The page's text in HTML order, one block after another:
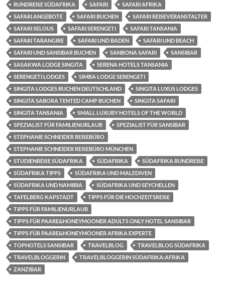
RUNDREISE SÜDAFRIKA
SAFARI
SAFARI AFRIKA
SAFARI ANGEBOTE
SAFARI BUCHEN
SAFARI REISEVERANSTALTER
SAFARI SELOUS
SAFARI SERENGETI
SAFARI TANSANIA
SAFARI TARANGIRE
SAFARI UND BADEN
SAFARI UND BEACH
SAFARI UND SANSIBAR BUCHEN
SANBONA SAFARI
SANSIBAR
SASAKWA LODGE SINGITA
SERENA HOTELS TANSANIA
SERENGETI LODGES
SIMBA LODGE SERENGETI
SINGITA LODGES BUCHEN DEUTSCHLAND
SINGITA LUXUS LODGES
SINGITA SABORA TENTED CAMP BUCHEN
SINGITA SAFARI
SINGITA TANSANIA
SMALL LUXURY HOTELS OF THE WORLD
SPEZIALIST FÜR FAMILIENURLAUB
SPEZIALIST FÜR SANSIBAR
STEPHANIE SCHNEIDER REISEBÜRO
STEPHANIE SCHNEIDER REISEBÜRO MÜNCHEN
STUDIENREISE SÜDAFRIKA
SÜDAFRIKA
SÜDAFRIKA RUNDREISE
SÜDAFRIKA TIPPS
SÜDAFRIKA UND MALEDIVEN
SÜDAFRIKA UND NAMIBIA
SÜDAFRIKA UND SEYCHELLEN
TAFELBERG KAPSTADT
TIPPS FÜR DIE HOCHZEITSREISE
TIPPS FÜR FAMILIENURLAUB
TIPPS FÜR PAARE&HONEYMOONER ADULTS ONLY HOTEL SANSIBAR
TIPPS FÜR PAARE&HONEYMOONER AFRIKA EXPERTE
TOPHOTELS SANSIBAR
TRAVELBLOG
TRAVELBLOG SÜDAFRIKA
TRAVELBLOGGERIN
TRAVELBLOGGERIN SÜDAFRIKA:AFRIKA
ZANZIBAR